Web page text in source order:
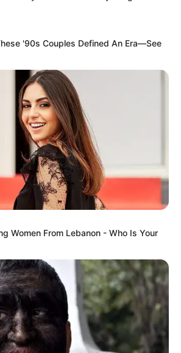
'90s Couples Defined An Era—See
Women From Lebanon - Who Is Your